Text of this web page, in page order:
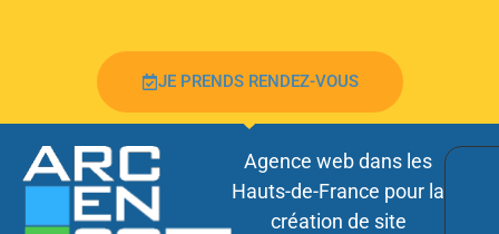
JE PRENDS RENDEZ-VOUS
Agence web dans les
Hauts-de-France pour la
création de site